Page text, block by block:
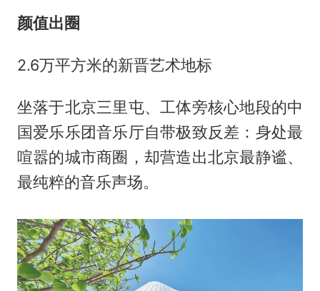
颜值出圈
2.6万平方米的新晋艺术地标
坐落于北京三里屯、工体旁核心地段的中
国爱乐乐团音乐厅自带极致反差：身处最
喧嚣的城市商圈，却营造出北京最静谧、
最纯粹的音乐声场。